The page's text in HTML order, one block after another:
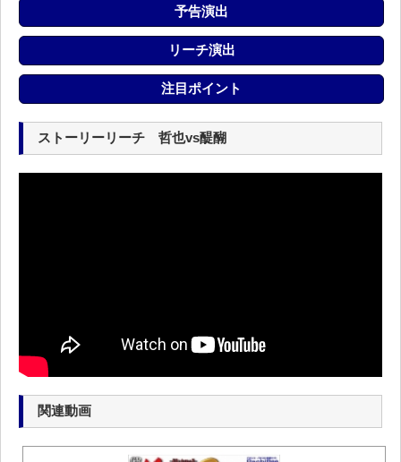
予告演出
リーチ演出
注目ポイント
ストーリーリーチ 哲也vs醍醐
関連動画